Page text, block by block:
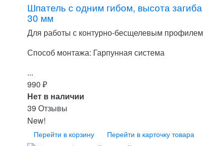
Шпатель с одним гибом, высота загиба
30 мм
Для работы с контурно-бесщелевым профилем
Способ монтажа: Гарпунная система
...
990 ₽
Нет в наличии
39 Отзывы
New!
Перейти в корзину Перейти в карточку товара